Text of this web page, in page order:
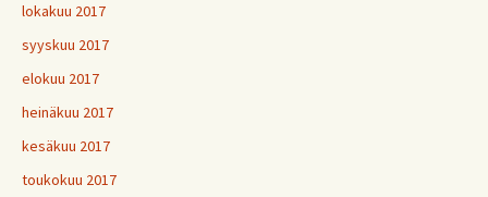
lokakuu 2017
syyskuu 2017
elokuu 2017
heinäkuu 2017
kesäkuu 2017
toukokuu 2017